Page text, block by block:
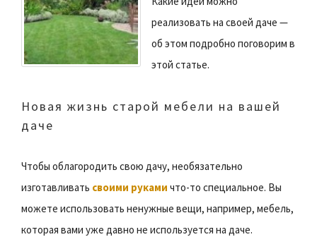
реализовать на своей даче —
об этом подробно поговорим в
этой статье.
Новая жизнь старой мебели на вашей
даче
Чтобы облагородить свою дачу, необязательно
изготавливать своими руками что-то специальное. Вы
можете использовать ненужные вещи, например, мебель,
которая вами уже давно не используется на даче.